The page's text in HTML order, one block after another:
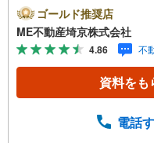
ご希望の日時をご
可能です。■ご来店
入でもれなく3、
限り後日郵送）2.
入、ご売却、太陽
介でもれなく
円のご紹介料をお
ゴールド推奨店
ME不動産埼京株式会社
4.86 不
資料をも
電話